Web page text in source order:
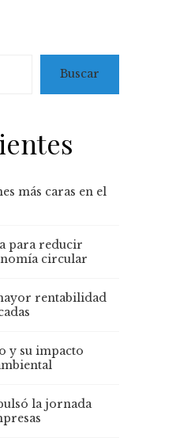
Buscar
más caras en el
para reducir
circular
rentabilidad
y su impacto
la jornada